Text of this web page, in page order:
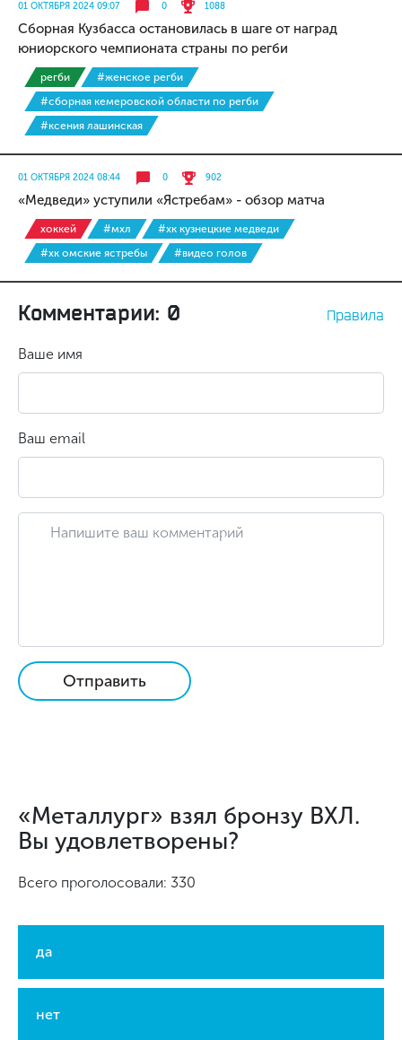
01 ОКТЯБРЯ 2024 09:07 0 1088
Сборная Кузбасса остановилась в шаге от наград
юниорского чемпионата страны по регби
регби
#женское регби
#сборная кемеровской области по регби
#ксения лашинская
01 ОКТЯБРЯ 2024 08:44 0 902
«Медведи» уступили «Ястребам» - обзор матча
хоккей #мхл
#хк кузнецкие медведи
#хк омские ястребы
#видео голов
Комментарии: 0 Правила
Ваше имя
Ваш email
Отправить
«Металлург» взял бронзу ВХЛ.
Вы удовлетворены?
Всего проголосовали: 330
да
нет